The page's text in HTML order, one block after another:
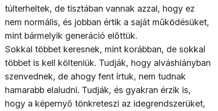
túlterheltek, de tisztában vannak azzal, hogy ez
nem normális, és jobban értik a saját működésüket,
mint bármelyik generáció előttük.
Sokkal többet keresnek, mint korábban, de sokkal
többet is kell költeniük. Tudják, hogy alváshiányban
szenvednek, de ahogy fent írtuk, nem tudnak
hamarabb elaludni. Tudják, és gyakran érzik is,
hogy a képernyő tönkreteszi az idegrendszerüket,